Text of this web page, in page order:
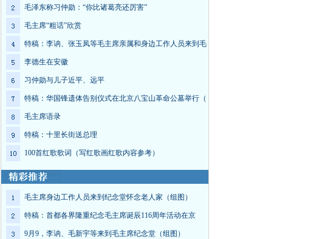
毛泽东称习仲勋：“你比诸葛亮还厉害”
毛主席“粗话”欣赏
特稿：李讷、张玉凤等毛主席亲属和身边工作人员来到毛
李德生在安徽
习仲勋与儿子近平、远平
特稿：华国锋遗体告别仪式在北京八宝山革命公墓举行（
毛主席语录
特稿：十里长街送总理
100首红歌歌词（写红歌画红歌内容参考）
毛主席身边工作人员来到纪念堂怀念老人家（组图）
特稿：首都各界隆重纪念毛主席诞辰116周年活动在京
9月9，李讷、毛新宇等来到毛主席纪念堂（组图）